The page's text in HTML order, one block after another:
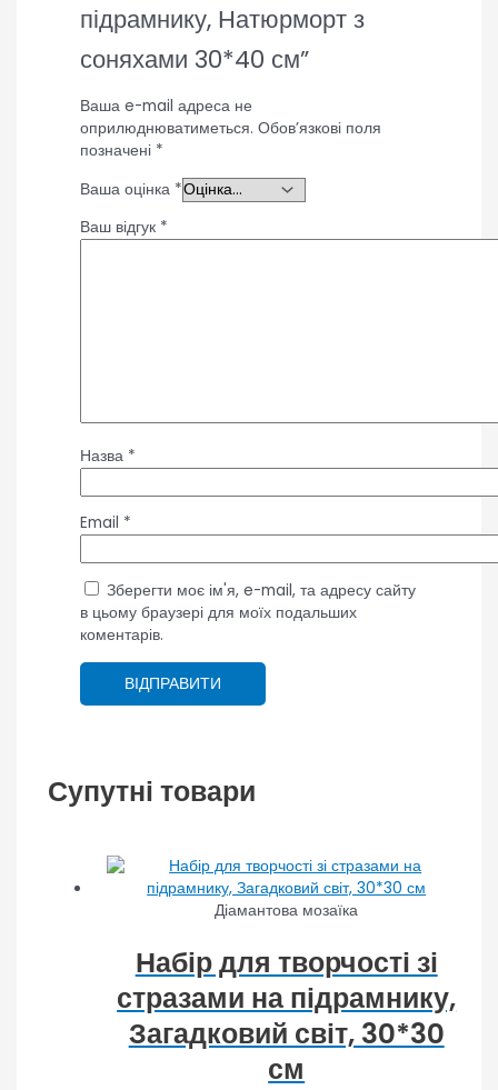
підрамнику, Натюрморт з
соняхами 30*40 см”
Ваша e-mail адреса не
оприлюднюватиметься. Обов’язкові поля
позначені *
Ваша оцінка *
Ваш відгук *
Назва *
Email *
Зберегти моє ім'я, e-mail, та адресу сайту
в цьому браузері для моїх подальших
коментарів.
Супутні товари
Діамантова мозаїка
Набір для творчості зі
стразами на підрамнику,
Загадковий світ, 30*30
см